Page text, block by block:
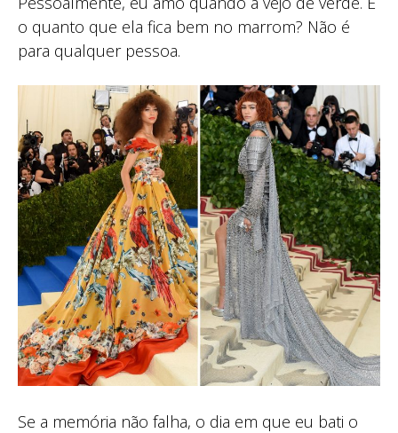
o quanto que ela fica bem no marrom? Não é
para qualquer pessoa.
Se a memória não falha, o dia em que eu bati o